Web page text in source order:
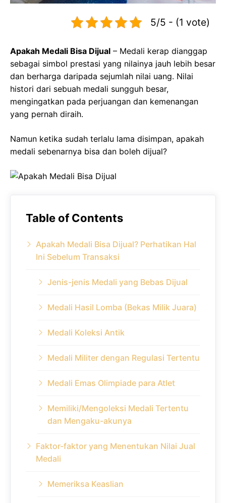
5/5 - (1 vote)
Apakah Medali Bisa Dijual – Medali kerap dianggap
sebagai simbol prestasi yang nilainya jauh lebih besar
dan berharga daripada sejumlah nilai uang. Nilai
histori dari sebuah medali sungguh besar,
mengingatkan pada perjuangan dan kemenangan
yang pernah diraih.
Namun ketika sudah terlalu lama disimpan, apakah
medali sebenarnya bisa dan boleh dijual?
Table of Contents
Apakah Medali Bisa Dijual? Perhatikan Hal
Ini Sebelum Transaksi
Jenis-jenis Medali yang Bebas Dijual
Medali Hasil Lomba (Bekas Milik Juara)
Medali Koleksi Antik
Medali Militer dengan Regulasi Tertentu
Medali Emas Olimpiade para Atlet
Memiliki/Mengoleksi Medali Tertentu
dan Mengaku-akunya
Faktor-faktor yang Menentukan Nilai Jual
Medali
Memeriksa Keaslian